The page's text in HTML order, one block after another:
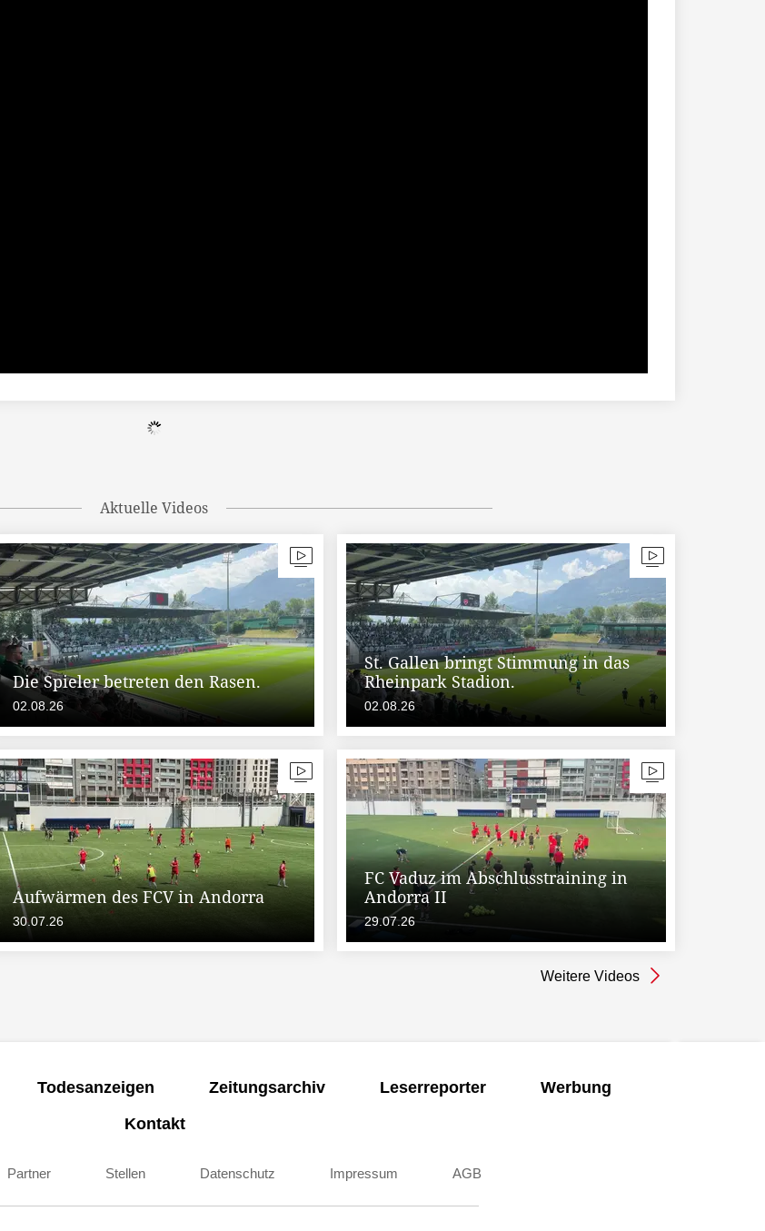
Aktuelle Videos
Die Spieler betreten den Rasen.
02.08.26
St. Gallen bringt Stimmung in das
Rheinpark Stadion.
02.08.26
Aufwärmen des FCV in Andorra
30.07.26
FC Vaduz im Abschlusstraining in
Andorra II
29.07.26
Weitere Videos
Todesanzeigen Zeitungsarchiv Leserreporter
Werbung
Kontakt
Partner Stellen Datenschutz Impressum AGB